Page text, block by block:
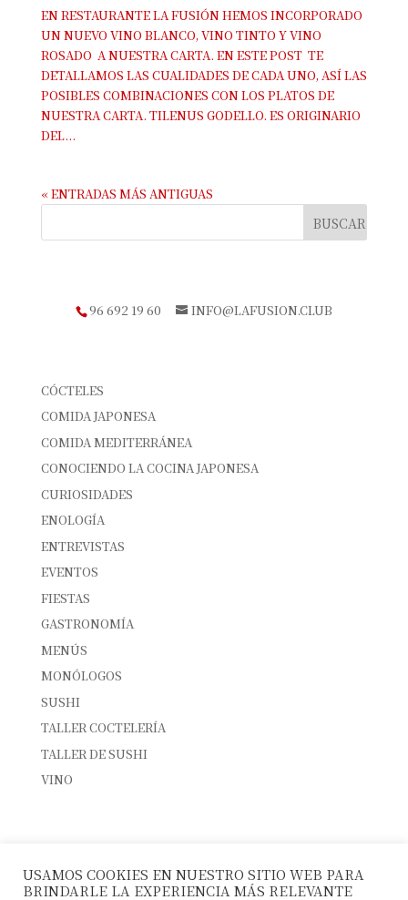
EN RESTAURANTE LA FUSIÓN HEMOS INCORPORADO
UN NUEVO VINO BLANCO, VINO TINTO Y VINO
ROSADO A NUESTRA CARTA. EN ESTE POST TE
DETALLAMOS LAS CUALIDADES DE CADA UNO, ASÍ LAS
POSIBLES COMBINACIONES CON LOS PLATOS DE
NUESTRA CARTA. TILENUS GODELLO. ES ORIGINARIO
DEL...
« ENTRADAS MÁS ANTIGUAS
96 692 19 60 INFO@LAFUSION.CLUB
CÓCTELES
COMIDA JAPONESA
COMIDA MEDITERRÁNEA
CONOCIENDO LA COCINA JAPONESA
CURIOSIDADES
ENOLOGÍA
ENTREVISTAS
EVENTOS
FIESTAS
GASTRONOMÍA
MENÚS
MONÓLOGOS
SUSHI
TALLER COCTELERÍA
TALLER DE SUSHI
VINO
SUSHI & CÓCTELES: EL MARIDAJE PERFECTO
USAMOS COOKIES EN NUESTRO SITIO WEB PARA
BRINDARLE LA EXPERIENCIA MÁS RELEVANTE